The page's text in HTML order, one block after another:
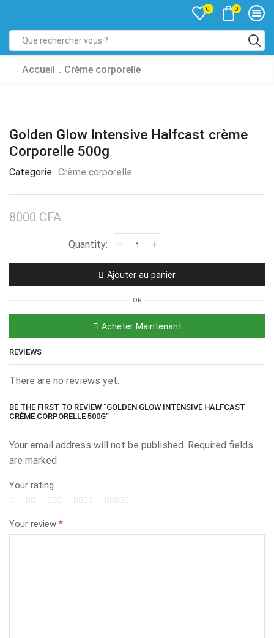
0 0
Accueil Crème corporelle
Golden Glow Intensive Halfcast crème
Corporelle 500g
Categorie: Crème corporelle
8000 CFA
Ajouter au panier
OR
Acheter Maintenant
REVIEWS
There are no reviews yet.
BE THE FIRST TO REVIEW “GOLDEN GLOW INTENSIVE HALFCAST
CRÈME CORPORELLE 500G”
Your email address will not be published. Required fields
are marked
Your rating
Your review *